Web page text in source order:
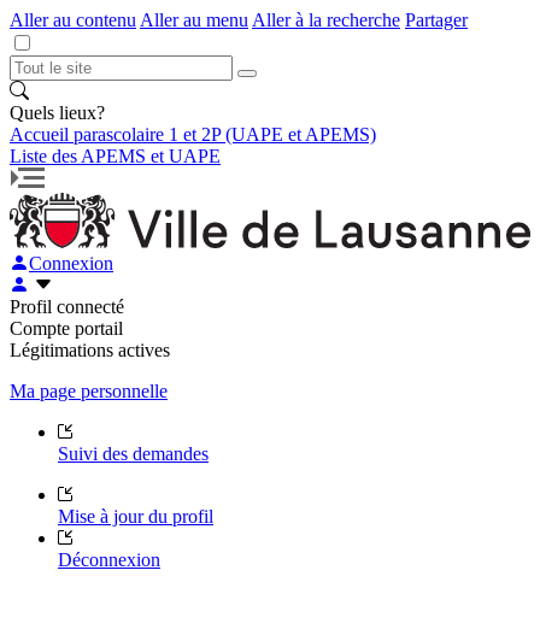
Aller au contenu Aller au menu Aller à la recherche Partager
Quels lieux?
Accueil parascolaire 1 et 2P (UAPE et APEMS)
Liste des APEMS et UAPE
Connexion
Profil connecté
Compte portail
Légitimations actives
Ma page personnelle
Suivi des demandes
Mise à jour du profil
Déconnexion